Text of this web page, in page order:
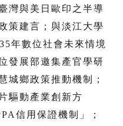
灣與美日歐印之半導
策建言；與淡江大學
年數位社會未來情境
發展部邀集產官學研
城鄉政策推動機制；
驅動產業創新方
信用保證機制」；